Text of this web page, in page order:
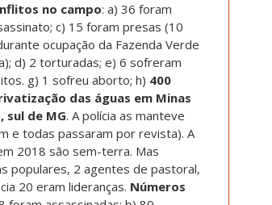
no campo: a) 36 foram
c) 15 foram presas (10
ocupação da Fazenda Verde
d) 2 torturadas; e) 6 sofreram
g) 1 sofreu aborto; h) 400
das águas em Minas
sul de MG. A polícia as manteve
e todas passaram por revista). A
2018 são sem-terra. Mas
populares, 2 agentes de pastoral,
20 eram lideranças. Números